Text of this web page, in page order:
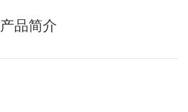
产品简介